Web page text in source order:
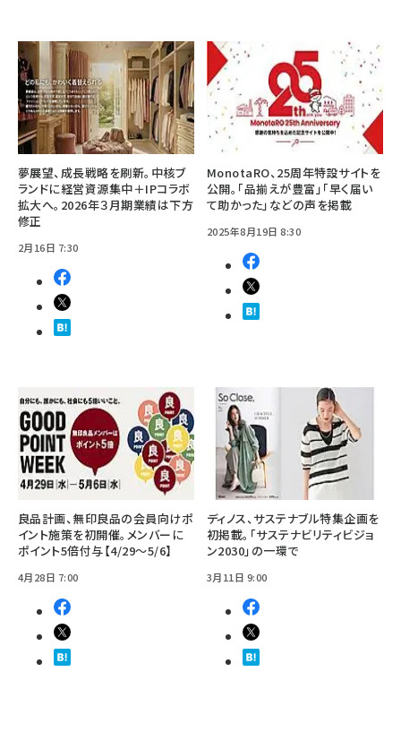
夢展望、成長戦略を刷新。中核ブ
ランドに経営資源集中＋IPコラボ
拡大へ。2026年３月期業績は下方
修正
2月16日 7:30
MonotaRO、25周年特設サイトを
公開。「品揃えが豊富」「早く届い
て助かった」などの声を掲載
2025年8月19日 8:30
良品計画、無印良品の会員向けポ
イント施策を初開催。メンバーに
ポイント5倍付与【4/29～5/6】
4月28日 7:00
ディノス、サステナブル特集企画を
初掲載。「サステナビリティビジョ
ン2030」の一環で
3月11日 9:00